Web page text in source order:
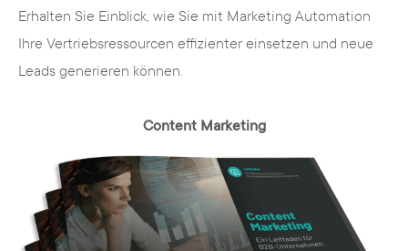
Erhalten Sie Einblick, wie Sie mit Marketing Automation
Ihre Vertriebsressourcen effizienter einsetzen und neue
Leads generieren können.
Content Marketing